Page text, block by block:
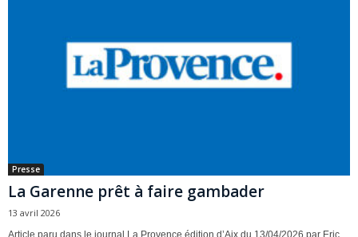
Presse
La Garenne prêt à faire gambader
13 avril 2026
Article paru dans le journal La Provence édition d’Aix du 13/04/2026 par Eric